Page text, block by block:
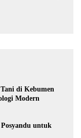
di Kebumen
Modern
untuk